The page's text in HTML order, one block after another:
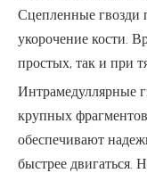
Сцепленные гвозди
укорочение кости.
простых, так и при
Интрамедуллярные
крупных
обеспечивают
быстрее двигаться.